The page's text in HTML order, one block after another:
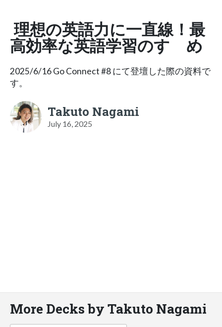
理想の英語力に一直線！最
高効率な英語学習のすゝめ
2025/6/16 Go Connect #8 にて登壇した際の資料で
す。
Takuto Nagami
July 16, 2025
More Decks by Takuto Nagami